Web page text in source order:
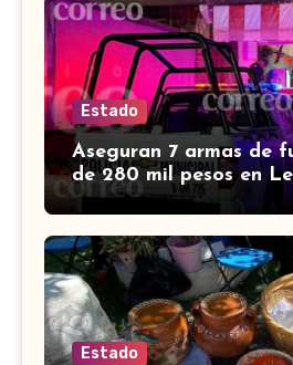
Estado
Aseguran 7 armas de
de 280 mil pesos en
hay 4 detenidos
Estado